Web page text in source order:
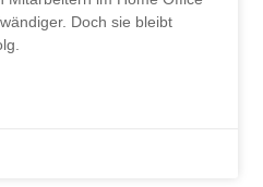
Doch sie bleibt